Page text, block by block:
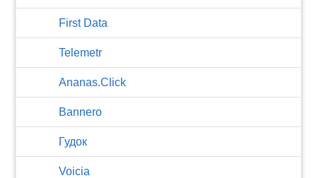
First Data
Telemetr
Ananas.Click
Bannero
Гудок
Voicia